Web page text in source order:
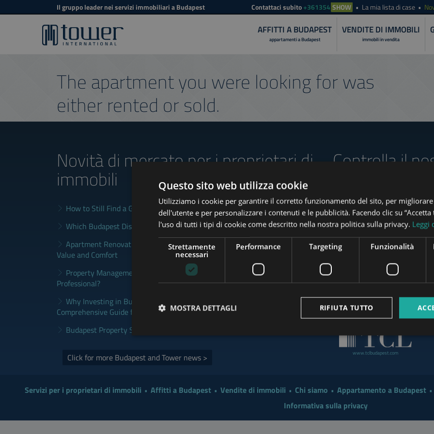
Il gruppo leader nei servizi immobiliari a Budapest Contattaci subito+361354 SHOW La mia lista di case
AFFITTI A BUDAPEST
appartamenti a Budapest
VENDITE DI IMMOBILI
immobili in vendita
The apartment you were looking for was
either rented or sold.
Novità di mercato per i proprietari di
immobili
How to Still Find a Good Rental in Budapest at the End of August
Which Budapest District Fits Which Property Investor in 2026?
Apartment Renovation Budapest: How to Plan a Smarter Renovation for
Value and Comfort
Property Management Budapest: When Does It Make Sense to Hire a
Professional?
Why Investing in Budapest Real Estate is a Smart Move in 2026: A
Comprehensive Guide for Investors
Budapest Property Sales Market in 2026 | Seller & Buyer Guide
Click for more Budapest and Tower news >
Controlla il
www.tower-investments.com
www.mybudapesthome.com
www.tclbudapest.com
Servizi per i proprietari di immobili Affitti a Budapest Vendite di immobili Chi siamo Appartamento a Budapest
Informativa sulla privacy
Questo sito web utilizza cookie
Utilizziamo i cookie per garantire il corretto funzionamento del sito, per
dell'utente e per personalizzare i contenuti e le pubblicità. Facendo clic su “Accetta
l'uso di tutti i tipi di cookie come descritto nella nostra politica sulla privacy. Leggi
Strettamente
necessari
Performance Targeting Funzionalità
RIFIUTA TUTTO
MOSTRA DETTAGLI